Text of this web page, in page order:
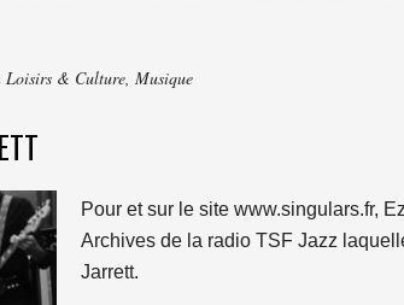
Loisirs & Culture, Musique
Pour et sur le site www.singulars.fr,
Archives de la radio TSF Jazz
Jarrett.